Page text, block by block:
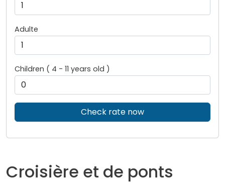
Adulte
Children ( 4 - 11 years old )
Check rate now
Croisière et de ponts